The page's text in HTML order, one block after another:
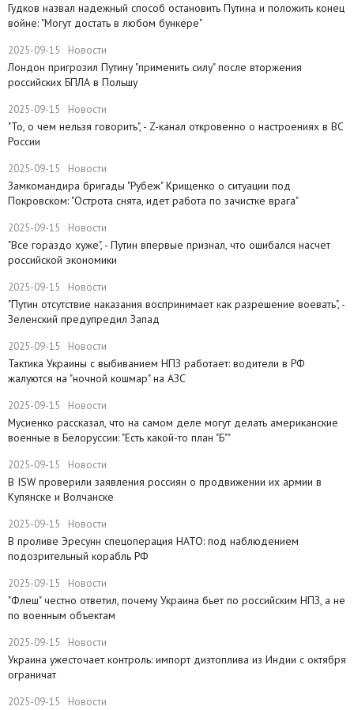
Гудков назвал надежный способ остановить Путина и положить конец
войне: "Могут достать в любом бункере"
2025-09-15 Новости
Лондон пригрозил Путину "применить силу" после вторжения
российских БПЛА в Польшу
2025-09-15 Новости
"То, о чем нельзя говорить", - Z-канал откровенно о настроениях в ВС
России
2025-09-15 Новости
Замкомандира бригады "Рубеж" Крищенко​ о ситуации под
Покровском: "Острота снята, идет работа по зачистке врага"
2025-09-15 Новости
"Все гораздо хуже", - Путин впервые признал, что ошибался насчет
российской экономики
2025-09-15 Новости
​"Путин отсутствие наказания воспринимает как разрешение воевать", -
Зеленский предупредил Запад
2025-09-15 Новости
Тактика Украины с выбиванием НПЗ работает: водители в РФ
жалуются на "ночной кошмар" на АЗС
2025-09-15 Новости
Мусиенко рассказал, что на самом деле могут делать американские
военные в Белоруссии: "Есть какой-то план "Б""
2025-09-15 Новости
В ISW проверили заявления россиян о продвижении их армии в
Купянске и Волчанске
2025-09-15 Новости
​В проливе Эресунн спецоперация НАТО: под наблюдением
подозрительный корабль РФ
2025-09-15 Новости
"Флеш" честно ответил, почему Украина бьет по российским НПЗ, а не
по военным объектам
2025-09-15 Новости
Украина ужесточает контроль: импорт дизтоплива из Индии с октября
ограничат
2025-09-15 Новости